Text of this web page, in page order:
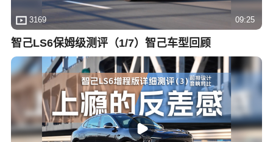
3169 09:25
智己LS6保姆级测评（1/7）智己车型回顾